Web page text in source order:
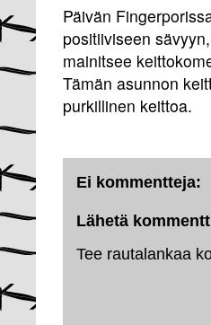
Päivän
positiiviseen
mainitsee
Tämän asunnon
purkillinen keittoa.
Ei kommentteja:
Lähetä
Tee rautalankaa